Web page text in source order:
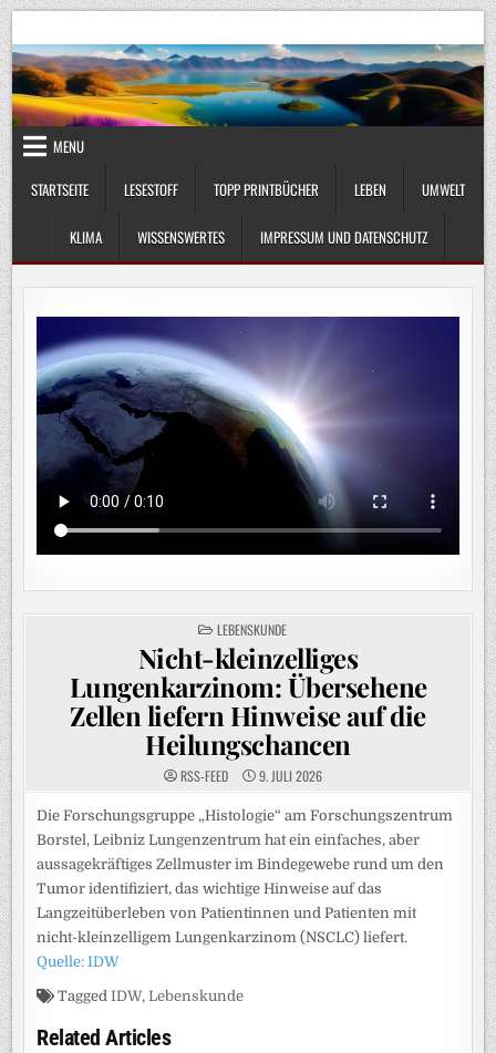
Skip
to
content
UmweltKlima.com
MENU
STARTSEITE
LESESTOFF TOPP PRINTBÜCHER LEBEN UMWELT
KLIMA WISSENSWERTES IMPRESSUM UND DATENSCHUTZ
POSTED
IN
LEBENSKUNDE
Nicht-kleinzelliges
Lungenkarzinom: Übersehene
Zellen liefern Hinweise auf die
Heilungschancen
RSS-FEED 9. JULI 2026
Die Forschungsgruppe „Histologie“ am Forschungszentrum
Borstel, Leibniz Lungenzentrum hat ein einfaches, aber
aussagekräftiges Zellmuster im Bindegewebe rund um den
Tumor identifiziert, das wichtige Hinweise auf das
Langzeitüberleben von Patientinnen und Patienten mit
nicht-kleinzelligem Lungenkarzinom (NSCLC) liefert.
Quelle: IDW
TaggedIDW,Lebenskunde
Related Articles